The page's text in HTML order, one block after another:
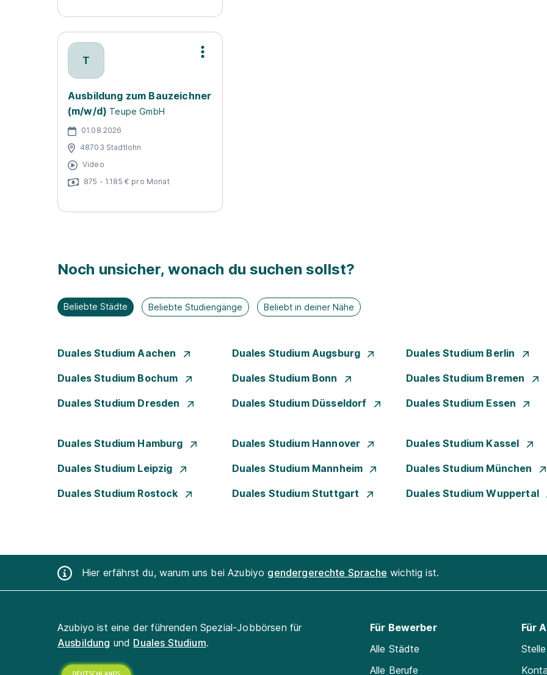
T
Ausbildung zum Bauzeichner
(m/w/d) Teupe GmbH
01.08.2026
48703 Stadtlohn
Video
875 - 1.185 € pro Monat
Noch unsicher, wonach du suchen sollst?
Beliebte Städte Beliebte Studiengänge Beliebt in deiner Nähe
Duales Studium Aachen Duales Studium Augsburg Duales Studium Berlin
Duales Studium Bochum Duales Studium Bonn Duales Studium Bremen
Duales Studium Dresden Duales Studium Düsseldorf Duales Studium Essen
Duales Studium Hamburg Duales Studium Hannover Duales Studium Kassel
Duales Studium Leipzig Duales Studium Mannheim Duales Studium München
Duales Studium Rostock Duales Studium Stuttgart Duales Studium Wuppertal
Hier erfährst du, warum uns bei Azubiyo gendergerechte Sprache wichtig ist.
Azubiyo ist eine der führenden Spezial-Jobbörsen für
Ausbildung und Duales Studium.
Für Bewerber
Alle Städte
Alle Berufe
Für